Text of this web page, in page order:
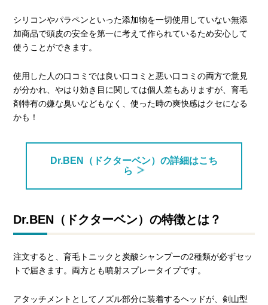
シリコンやパラペンといった添加物を一切使用していない無添
加商品で頭皮の安全を第一に考えて作られているため安心して
使うことができます。
使用した人の口コミでは良い口コミと悪い口コミの両方で意見
が分かれ、やはり効き目に関しては個人差もありますが、育毛
剤特有の嫌な臭いなどもなく、使った時の爽快感はクセになる
かも！
Dr.BEN（ドクターベン）の詳細はこち
ら
Dr.BEN（ドクターベン）の特徴とは？
注文すると、育毛トニックと炭酸シャンプーの2種類が必ずセッ
トで届きます。両方とも噴射スプレータイプです。
アタッチメントとしてノズル部分に装着するヘッドが、剣山型